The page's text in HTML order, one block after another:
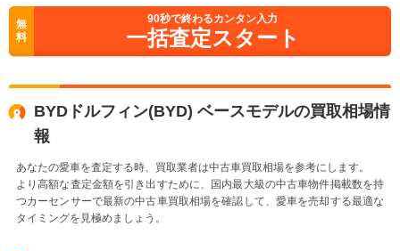
無
料
90秒で終わるカンタン入力
一括査定スタート
BYDドルフィン(BYD) ベースモデルの買取相場情
報
あなたの愛車を査定する時、買取業者は中古車買取相場を参考にします。
より高額な査定金額を引き出すために、国内最大級の中古車物件掲載数を持
つカーセンサーで最新の中古車買取相場を確認して、愛車を売却する最適な
タイミングを見極めましょう。